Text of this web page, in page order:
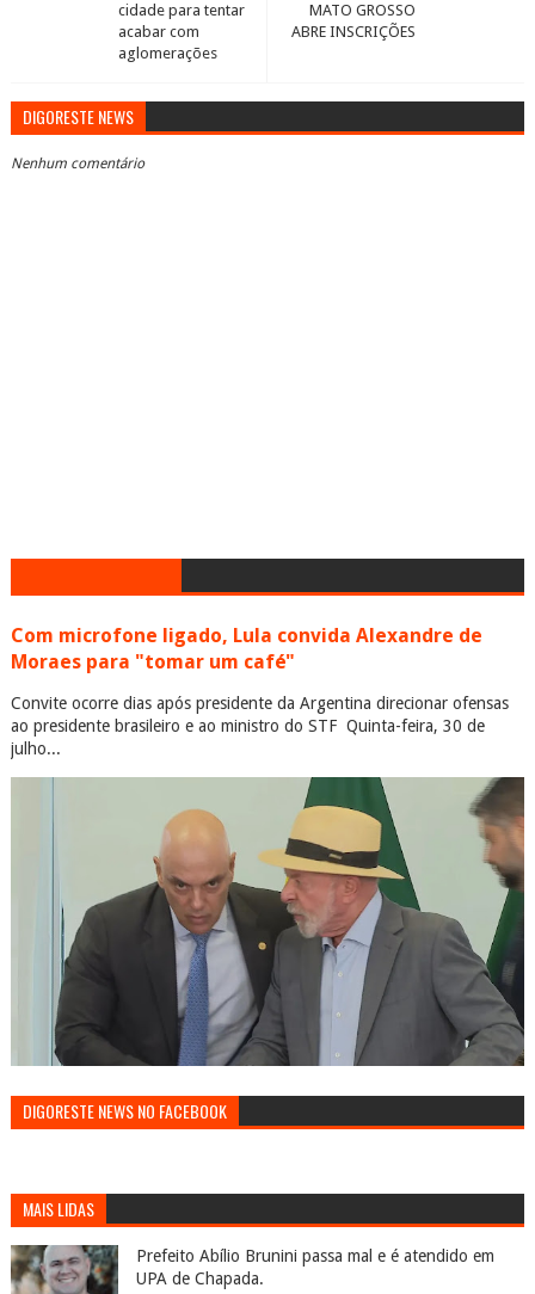
MATO GROSSO
ABRE INSCRIÇÕES
cidade para tentar
acabar com
aglomerações
DIGORESTE NEWS
Nenhum comentário
Com microfone ligado, Lula convida Alexandre de
Moraes para "tomar um café"
Convite ocorre dias após presidente da Argentina direcionar ofensas
ao presidente brasileiro e ao ministro do STF Quinta-feira, 30 de
julho...
DIGORESTE NEWS NO FACEBOOK
MAIS LIDAS
Prefeito Abílio Brunini passa mal e é atendido em
UPA de Chapada.